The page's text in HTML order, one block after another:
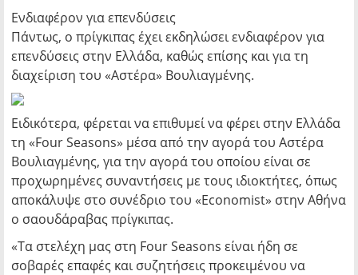
Ενδιαφέρον για επενδύσεις
Πάντως, ο πρίγκιπας έχει εκδηλώσει ενδιαφέρον για
επενδύσεις στην Ελλάδα, καθώς επίσης και για τη
διαχείριση του «Αστέρα» Βουλιαγμένης.
Ειδικότερα, φέρεται να επιθυμεί να φέρει στην Ελλάδα
τη «Four Seasons» μέσα από την αγορά του Αστέρα
Βουλιαγμένης, για την αγορά του οποίου είναι σε
προχωρημένες συναντήσεις με τους ιδιοκτήτες, όπως
αποκάλυψε στο συνέδριο του «Economist» στην Αθήνα
ο σαουδάραβας πρίγκιπας.
«Τα στελέχη μας στη Four Seasons είναι ήδη σε
σοβαρές επαφές και συζητήσεις προκειμένου να